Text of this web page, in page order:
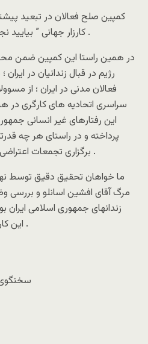
کمپین صلح فعالان در تبعید
کارزار جهانی ” بیایید نجاتش دهید ” اعلام کرده است .
در همین راستا این کمپین ضمن
رژیم در قبال زندانیان در
فعالان مدنی در ایران ؛ از
سراسری اتحادیه های کارگری در
این رفتارهای غیر انسانی
پرداخته و در راستای هر چه
برگزاری تجمعات اعتراضی در دهلی نو یاری رسان باشند .
ما خواهان تحقیق دقیق توسط
مرگ آقای افشین اسانلو و بررسی
زندانهای جمهوری اسلامی ایران
این کارزار چشم یاری از آن نهاد داریم .